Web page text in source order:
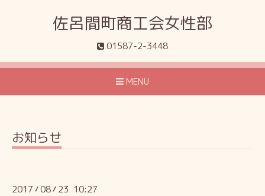
佐呂間町商工会女性部
01587-2-3448
MENU
お知らせ
2017 /08/ 23 10:27